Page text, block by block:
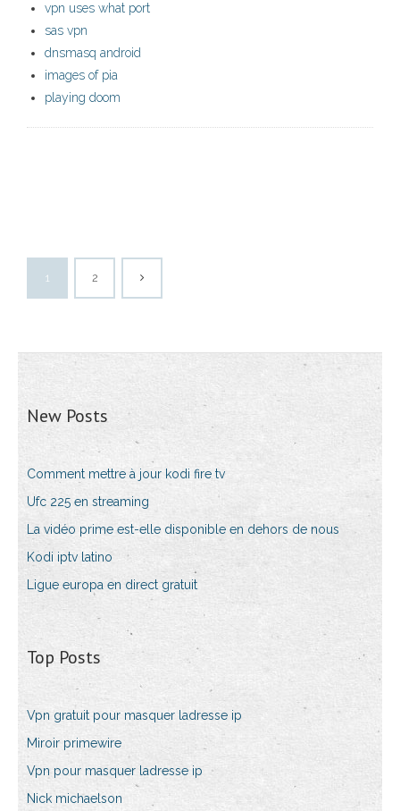
vpn uses what port
sas vpn
dnsmasq android
images of pia
playing doom
1 2
New Posts
Comment mettre à jour kodi fire tv
Ufc 225 en streaming
La vidéo prime est-elle disponible en dehors de nous
Kodi iptv latino
Ligue europa en direct gratuit
Top Posts
Vpn gratuit pour masquer ladresse ip
Miroir primewire
Vpn pour masquer ladresse ip
Nick michaelson